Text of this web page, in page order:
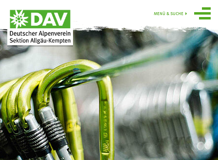
Über uns
Programm
Gruppen
Hütten
swoboda alpin
MENÜ & SUCHE